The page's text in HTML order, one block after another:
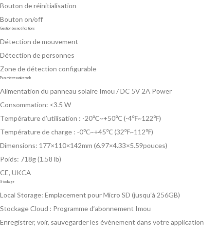
Bouton de réinitialisation
Bouton on/off
Gestion des notifications
Détection de mouvement
Détection de personnes
Zone de détection configurable
Paramètres universels
Alimentation du panneau solaire Imou / DC 5V 2A Power
Consommation: <3.5 W
Température d’utilisation : -20℃~+50℃ (-4℉~122℉)
Température de charge : -0℃~+45℃ (32℉~112℉)
Dimensions: 177×110×142mm (6.97×4.33×5.59pouces)
Poids: 718g (1.58 lb)
CE, UKCA
Stockage
Local Storage: Emplacement pour Micro SD (jusqu’à 256GB)
Stockage Cloud : Programme d’abonnement Imou
Enregistrer, voir, sauvegarder les évènement dans votre application